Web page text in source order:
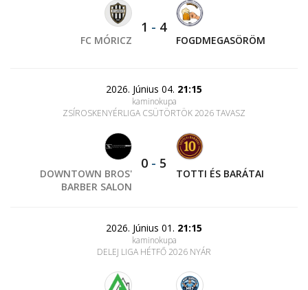
FC MÓRICZ
1 - 4
FOGDMEGASÖRÖM
2026. Június 04. 21:15
kaminokupa
ZSÍROSKENYÉRLIGA CSÜTÖRTÖK 2026 TAVASZ
DOWNTOWN BROS'
BARBER SALON
0 - 5
TOTTI ÉS BARÁTAI
2026. Június 01. 21:15
kaminokupa
DELEJ LIGA HÉTFŐ 2026 NYÁR